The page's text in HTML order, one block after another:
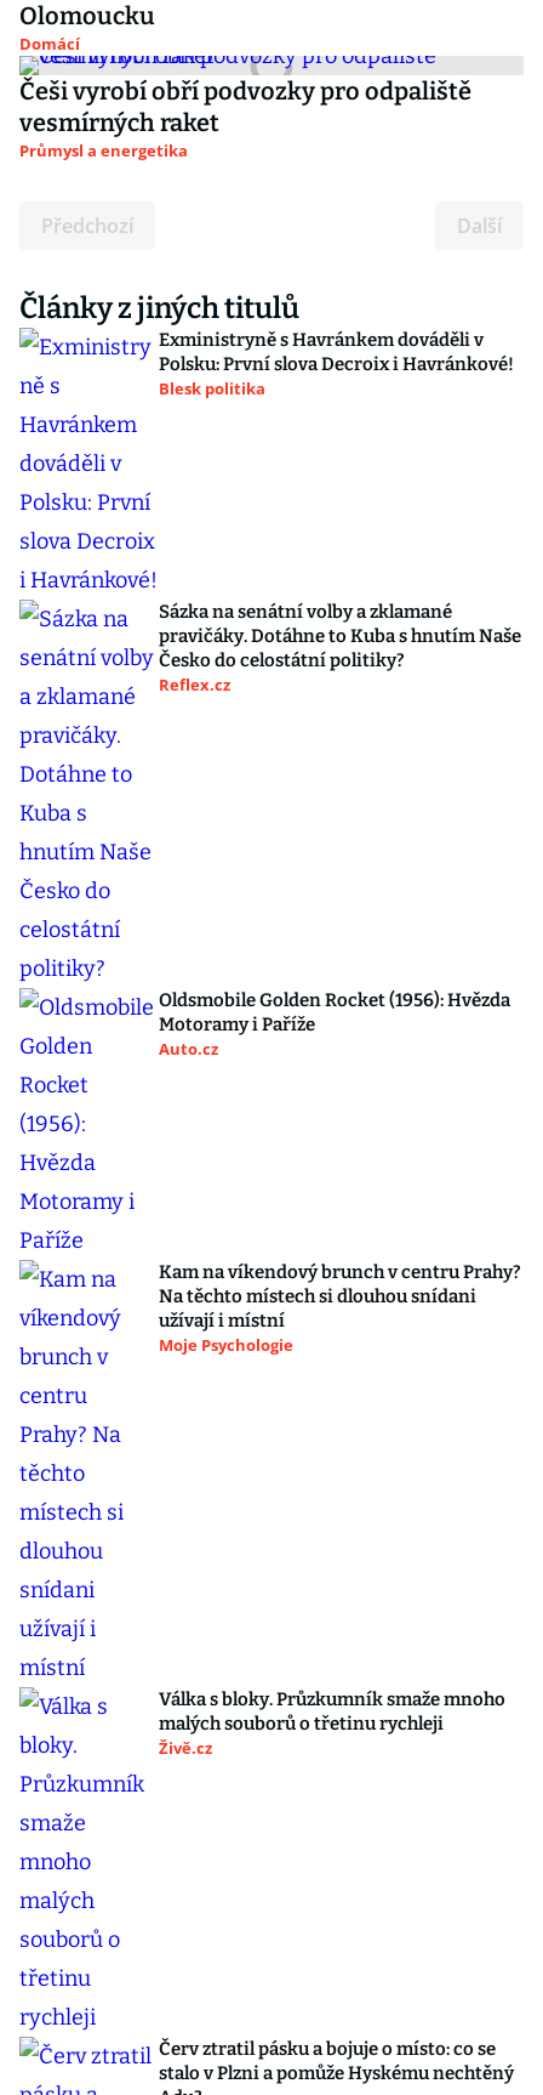
Olomoucku
Domácí
Češi vyrobí obří podvozky pro odpaliště
vesmírných raket
Průmysl a energetika
Předchozí Další
Články z jiných titulů
Exministryně s Havránkem dováděli v
Polsku: První slova Decroix i Havránkové!
Blesk politika
Sázka na senátní volby a zklamané
pravičáky. Dotáhne to Kuba s hnutím Naše
Česko do celostátní politiky?
Reflex.cz
Oldsmobile Golden Rocket (1956): Hvězda
Motoramy i Paříže
Auto.cz
Kam na víkendový brunch v centru Prahy?
Na těchto místech si dlouhou snídani
užívají i místní
Moje Psychologie
Válka s bloky. Průzkumník smaže mnoho
malých souborů o třetinu rychleji
Živě.cz
Červ ztratil pásku a bojuje o místo: co se
stalo v Plzni a pomůže Hyskému nechtěný